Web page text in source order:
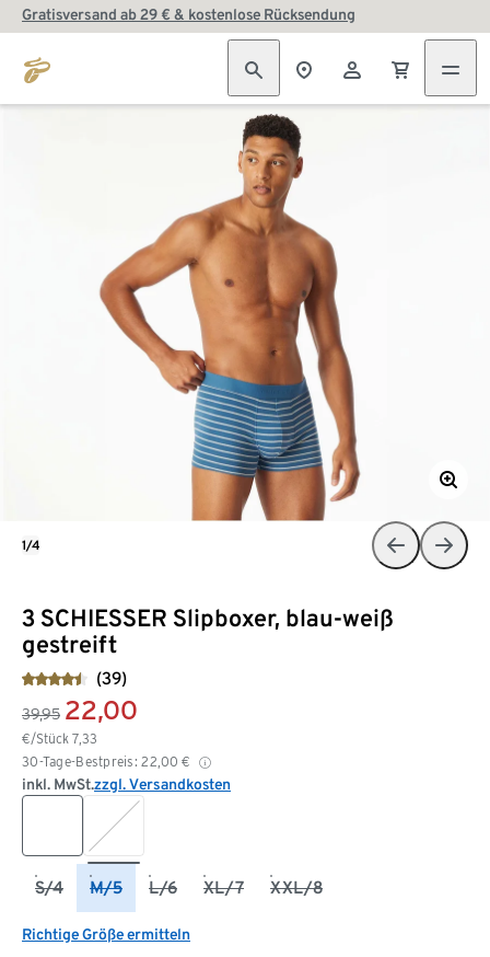
Gratisversand ab 29 € & kostenlose Rücksendung
3 SCHIESSER Slipboxer, blau-weiß
gestreift
(39)
39,95 22,00
€/Stück 7,33
30-Tage-Bestpreis: 22,00 €
inkl. MwSt.zzgl. Versandkosten
S/4 M/5 L/6 XL/7 XXL/8
Richtige Größe ermitteln
1/4